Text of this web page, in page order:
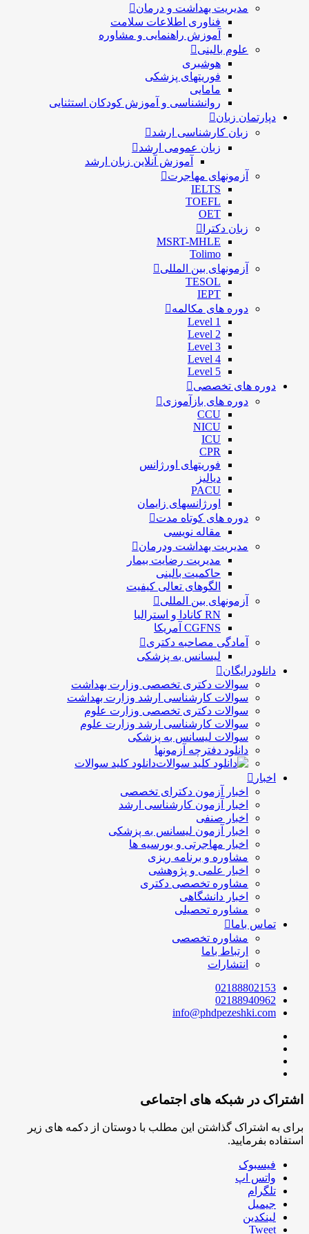
مدیریت بهداشت و درمان
فناوری اطلاعات سلامت
آموزش راهنمایی و مشاوره
علوم بالینی
هوشبری
فوریتهای پزشکی
مامایی
روانشناسی و آموزش کودکان استثنایی
دپارتمان زبان
زبان کارشناسی ارشد
زبان عمومی ارشد
آموزش آنلاین زبان ارشد
آزمونهای مهاجرت
IELTS
TOEFL
OET
زبان دکترا
MSRT-MHLE
Tolimo
آزمونهای بین المللی
TESOL
IEPT
دوره های مکالمه
Level 1
Level 2
Level 3
Level 4
Level 5
دوره های تخصصی
دوره های بازآموزی
CCU
NICU
ICU
CPR
فوریتهای اورژانس
دیالیز
PACU
اورژانسهای زایمان
دوره های کوتاه مدت
مقاله نویسی
مدیریت بهداشت ودرمان
مديريت رضايت بيمار
حاكميت بالينی
الگوهای تعالی کيفيت
آزمونهای بین المللی
RN کانادا و استرالیا
CGFNS آمریکا
آمادگی مصاحبه دکتری
لیسانس به پزشکی
دانلودرایگان
سوالات دکتری تخصصی وزارت بهداشت
سوالات کارشناسی ارشد وزارت بهداشت
سوالات دکتری تخصصی وزارت علوم
سوالات کارشناسی ارشد وزارت علوم
سوالات لیسانس به پزشکی
دانلود دفترچه آزمونها
دانلود کلید سوالات
اخبار
اخبار آزمون دکترای تخصصی
اخبار آزمون کارشناسی ارشد
اخبار صنفی
اخبار آزمون لیسانس به پزشکی
اخبار مهاجرتی و بورسیه ها
مشاوره و برنامه ریزی
اخبار علمی و پژوهشی
مشاوره تخصصی دکتری
اخبار دانشگاهی
مشاوره تحصیلی
تماس باما
مشاوره تخصصی
ارتباط باما
انتشارات
02188802153
02188940962
info@phdpezeshki.com
اشتراک در شبکه های اجتماعی
برای به اشتراک گذاشتن این مطلب با دوستان از دکمه های زیر
استفاده بفرمایید.
فیسبوک
واتس اپ
تلگرام
جیمیل
لینکدین
Tweet